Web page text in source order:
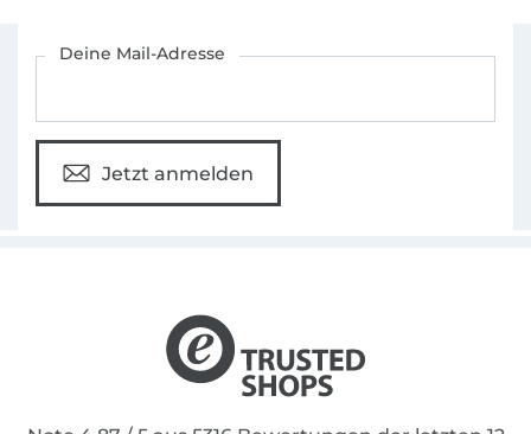
Deine Mail-Adresse
Jetzt anmelden